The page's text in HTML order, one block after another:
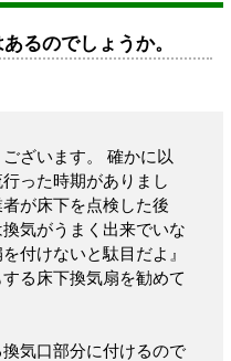
るのでしょうか。
ざいます。 確かに以
った時期がありまし
が床下を点検した後
気がうまく出来でいな
付けないと駄目だよ』
る床下換気扇を勧めて
気口部分に付けるので